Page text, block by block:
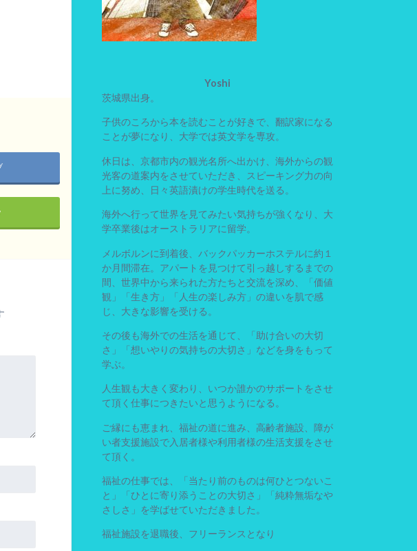
Yoshi
茨城県出身。
子供のころから本を読むことが好きで、翻訳家になる
ことが夢になり、大学では英文学を専攻。
休日は、京都市内の観光名所へ出かけ、海外からの観
光客の道案内をさせていただき、スピーキング力の向
上に努め、日々英語漬けの学生時代を送る。
海外へ行って世界を見てみたい気持ちが強くなり、大
学卒業後はオーストラリアに留学。
メルボルンに到着後、バックパッカーホステルに約１
か月間滞在。アパートを見つけて引っ越しするまでの
間、世界中から来られた方たちと交流を深め、「価値
観」「生き方」「人生の楽しみ方」の違いを肌で感
じ、大きな影響を受ける。
その後も海外での生活を通じて、「助け合いの大切
さ」「想いやりの気持ちの大切さ」などを身をもって
学ぶ。
人生観も大きく変わり、いつか誰かのサポートをさせ
て頂く仕事につきたいと思うようになる。
ご縁にも恵まれ、福祉の道に進み、高齢者施設、障が
い者支援施設で入居者様や利用者様の生活支援をさせ
て頂く。
福祉の仕事では、「当たり前のものは何ひとつないこ
と」「ひとに寄り添うことの大切さ」「純粋無垢なや
さしさ」を学ばせていただきました。
福祉施設を退職後、フリーランスとなり